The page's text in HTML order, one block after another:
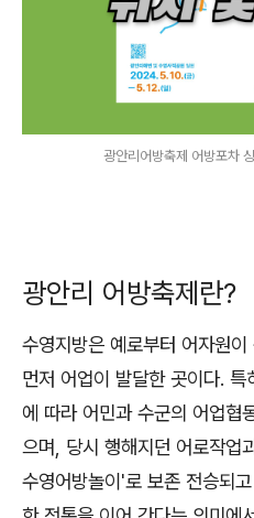
광안리어방축제 어방포차
광안리 어방축제란?
수영지방은 예로부터 어자원
먼저 어업이 발달한 곳이다. 특
에 따라 어민과 수군의 어업협
으며, 당시 행해지던 어로작업
수영어방놀이'로 보존 전승되